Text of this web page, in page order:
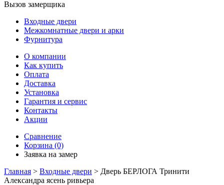
Вызов замерщика
Входные двери
Межкомнатные двери и арки
Фурнитура
О компании
Как купить
Оплата
Доставка
Установка
Гарантия и сервис
Контакты
Акции
Сравнение
Корзина (0)
Заявка на замер
Главная > Входные двери > Дверь БЕРЛОГА Тринити
Александра ясень ривьера